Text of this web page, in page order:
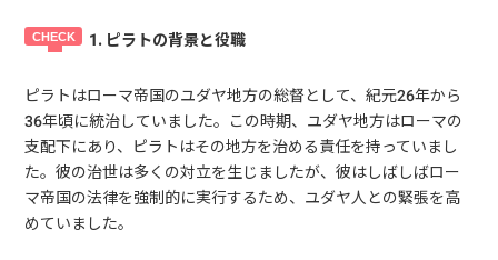
1. ピラトの背景と役職
ピラトはローマ帝国のユダヤ地方の総督として、紀元26年から
36年頃に統治していました。この時期、ユダヤ地方はローマの
支配下にあり、ピラトはその地方を治める責任を持っていまし
た。彼の治世は多くの対立を生じましたが、彼はしばしばロー
マ帝国の法律を強制的に実行するため、ユダヤ人との緊張を高
めていました。